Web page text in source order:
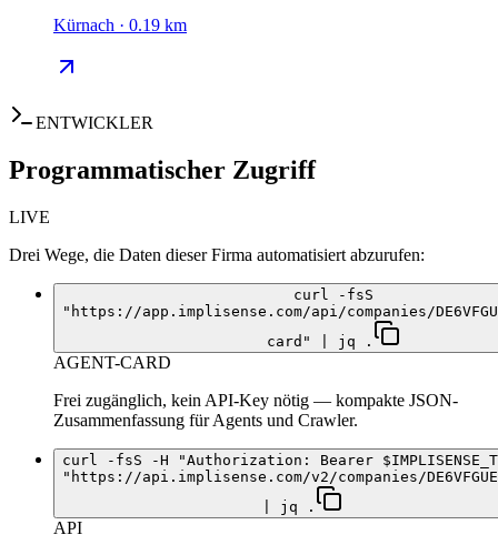
Kürnach · 0.19 km
ENTWICKLER
Programmatischer Zugriff
LIVE
Drei Wege, die Daten dieser Firma automatisiert abzurufen:
curl -fsS
"https://app.implisense.com/api/companies/
card" | jq .
AGENT-CARD
Frei zugänglich, kein API-Key nötig — kompakte JSON-
Zusammenfassung für Agents und Crawler.
curl -fsS -H "Authorization: Bearer
"https://api.implisense.com/v2/companies/
| jq .
API